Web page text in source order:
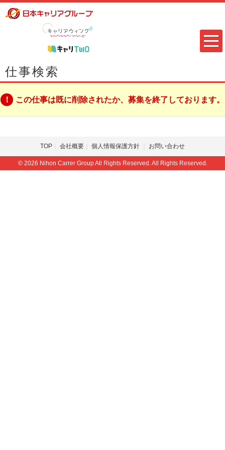
仕事検索
この仕事は既に削除されたか、募集を終了しております。
TOP 会社概要 個人情報保護方針 お問い合わせ
© 2026 Nihon Carrer Group All Rights Reserved. All Rights Reserved.